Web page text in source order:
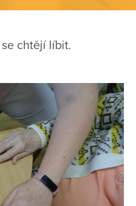
chtějí líbit.